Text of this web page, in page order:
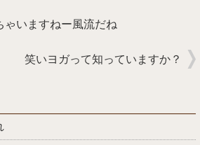
ゃいますねー風流だね
笑いヨガって知っていますか？